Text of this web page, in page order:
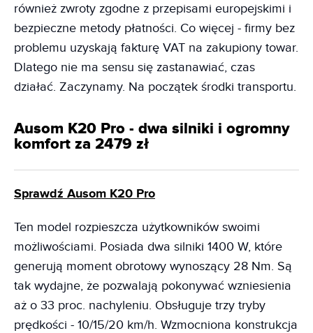
również zwroty zgodne z przepisami europejskimi i
bezpieczne metody płatności. Co więcej - firmy bez
problemu uzyskają fakturę VAT na zakupiony towar.
Dlatego nie ma sensu się zastanawiać, czas
działać. Zaczynamy. Na początek środki transportu.
Ausom K20 Pro - dwa silniki i ogromny
komfort za 2479 zł
Sprawdź Ausom K20 Pro
Ten model rozpieszcza użytkowników swoimi
możliwościami. Posiada dwa silniki 1400 W, które
generują moment obrotowy wynoszący 28 Nm. Są
tak wydajne, że pozwalają pokonywać wzniesienia
aż o 33 proc. nachyleniu. Obsługuje trzy tryby
prędkości - 10/15/20 km/h. Wzmocniona konstrukcja